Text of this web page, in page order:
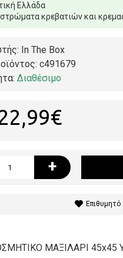
Ελλάδα
στρώματα κρεβατιών και
In The Box
c491679
Διαθέσιμο
+
Επιθυμητό
ΜΑΞΙΛΑΡΙ 45x45